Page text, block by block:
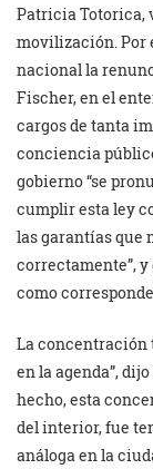
Patricia Totorica,
movilización. Por
nacional la
Fischer, en el
cargos de tanta
conciencia
gobierno “se
cumplir esta ley
las garantías que
correctamente”,
como
La concentración
en la agenda”,
hecho, esta
del interior, fue
análoga en la